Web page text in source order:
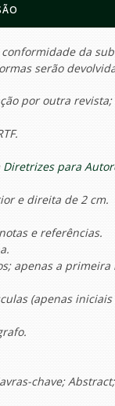
da
serão
por outra
Diretrizes para
e direita de 2 cm.
e referências.
apenas a
(apenas
chave;